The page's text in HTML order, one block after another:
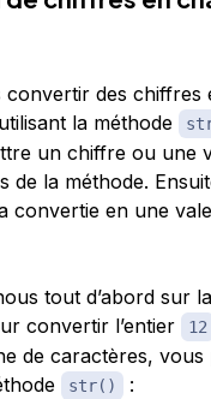
des chiffres
la méthode
un chiffre ou une
de la méthode.
convertie en une
tout d’abord sur
convertir l’entier
12
de caractères,
str() :